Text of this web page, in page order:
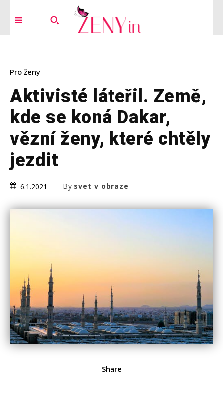
Pro ženy
Aktivisté láteřil. Země,
kde se koná Dakar,
vězní ženy, které chtěly
jezdit
6.1.2021 By svet v obraze
Share